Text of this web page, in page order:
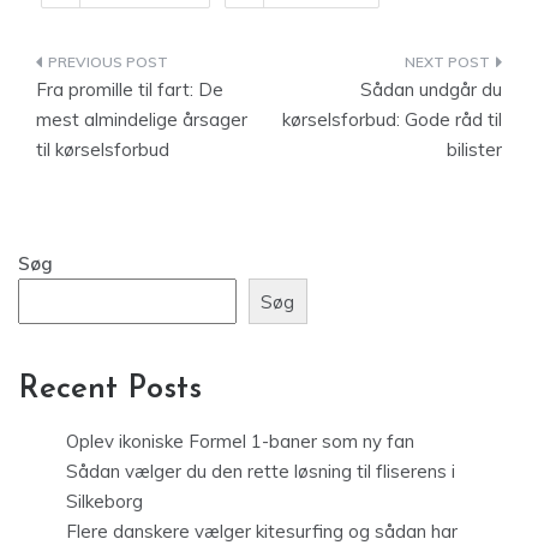
Indlægsnavigation
Fra promille til fart: De
mest almindelige årsager
til kørselsforbud
Sådan undgår du
kørselsforbud: Gode råd til
bilister
Søg
Søg
Recent Posts
Oplev ikoniske Formel 1-baner som ny fan
Sådan vælger du den rette løsning til fliserens i
Silkeborg
Flere danskere vælger kitesurfing og sådan har